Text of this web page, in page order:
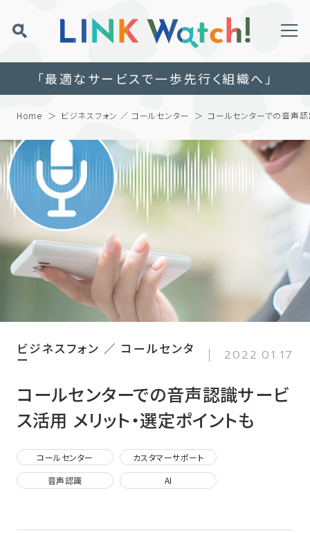
「最適なサービスで一歩先行く組織へ」
Home ビジネスフォン ／ コールセンター コールセンターでの音声認
ビジネスフォン ／ コールセンタ
ー 2022.01.17
コールセンターでの音声認識サービ
ス活用 メリット・選定ポイントも
コールセンター
カスタマーサポート
音声認識
AI